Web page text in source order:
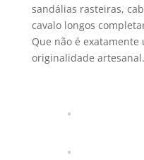
sandálias rasteiras,
cavalo longos
Que não é exatamente
originalidade artesanal.